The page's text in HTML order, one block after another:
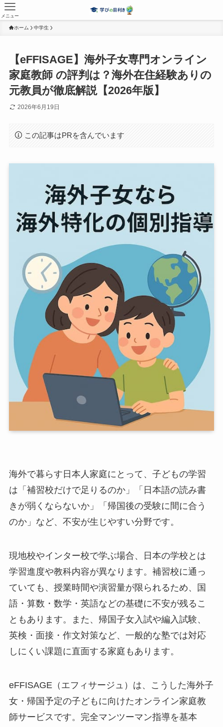
メニュー
ホーム 中学生
【eFFISAGE】海外子女専門オンライン
家庭教師 の評判は？海外在住経験ありの
元教員が徹底解説【2026年版】
2026年6月19日
この記事はPRを含んでいます
海外で暮らす日本人家庭にとって、子どもの学習
は「補習校だけで足りるのか」「日本語の読み書
きが弱くならないか」「帰国後の受験に間に合う
のか」など、不安が生じやすい分野です。
現地校やインター校で学ぶ場合、日本の学校とは
学習進度や教科内容が異なります。補習校に通っ
ていても、授業時間や演習量が限られるため、国
語・算数・数学・英語などの基礎に不安が残るこ
ともあります。また、帰国子女入試や編入試験、
英検・面接・作文対策など、一般的な塾では対応
しにくい課題に直面する家庭もあります。
eFFISAGE（エフィサージュ）は、こうした海外子
女・帰国予定の子どもに向けたオンライン家庭教
師サービスです。完全マンツーマン指導を基本